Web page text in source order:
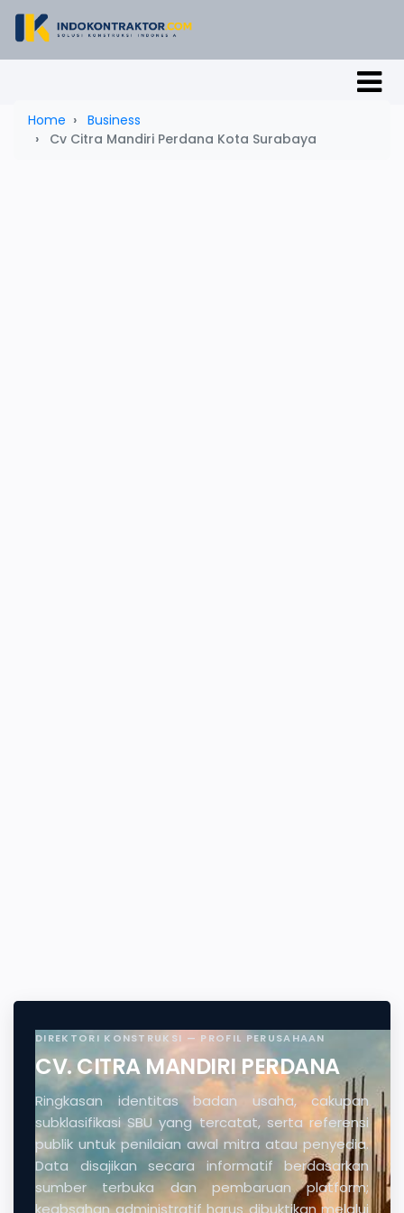
Home
Business
Cv Citra Mandiri Perdana Kota Surabaya
DIREKTORI KONSTRUKSI — PROFIL PERUSAHAAN
CV. CITRA MANDIRI PERDANA
Ringkasan identitas badan usaha, cakupan
subklasifikasi SBU yang tercatat, serta referensi
publik untuk penilaian awal mitra atau penyedia.
Data disajikan secara informatif berdasarkan
sumber terbuka dan pembaruan platform;
keabsahan administratif harus dibuktikan melalui